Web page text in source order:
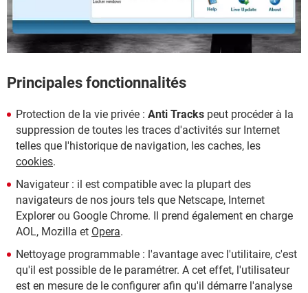
Principales fonctionnalités
Protection de la vie privée : Anti Tracks peut procéder à la
suppression de toutes les traces d'activités sur Internet
telles que l'historique de navigation, les caches, les
cookies.
Navigateur : il est compatible avec la plupart des
navigateurs de nos jours tels que Netscape, Internet
Explorer ou Google Chrome. Il prend également en charge
AOL, Mozilla et Opera.
Nettoyage programmable : l'avantage avec l'utilitaire, c'est
qu'il est possible de le paramétrer. A cet effet, l'utilisateur
est en mesure de le configurer afin qu'il démarre l'analyse